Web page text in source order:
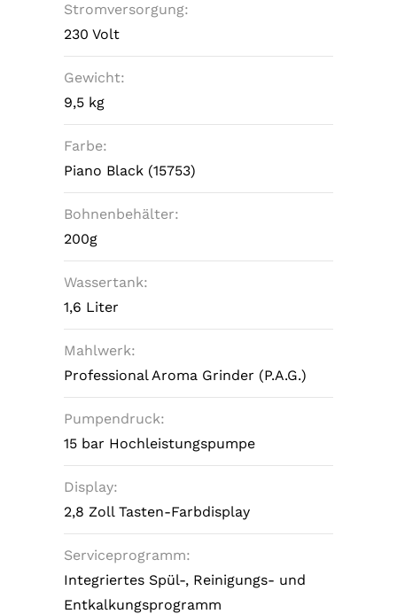
Stromversorgung:
230 Volt
Gewicht:
9,5 kg
Farbe:
Piano Black (15753)
Bohnenbehälter:
200g
Wassertank:
1,6 Liter
Mahlwerk:
Professional Aroma Grinder (P.A.G.)
Pumpendruck:
15 bar Hochleistungspumpe
Display:
2,8 Zoll Tasten-Farbdisplay
Serviceprogramm:
Integriertes Spül-, Reinigungs- und
Entkalkungsprogramm